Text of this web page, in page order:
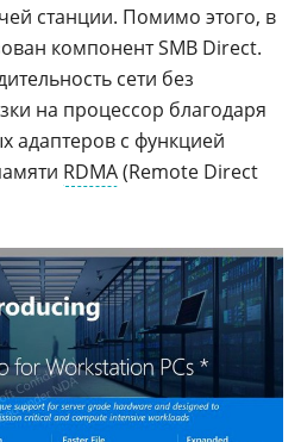
станции. Помимо этого, в
компонент SMB Direct.
сети без
на процессор благодаря
адаптеров с функцией
RDMA(Remote Direct